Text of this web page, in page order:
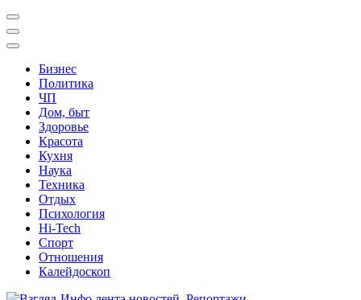
Бизнес
Политика
ЧП
Дом, быт
Здоровье
Красота
Кухня
Наука
Техника
Отдых
Психология
Hi-Tech
Спорт
Отношения
Калейдоскоп